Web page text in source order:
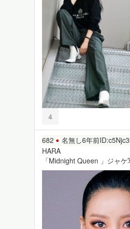
4
682 名無し6年前
HARA
「Midnight Queen 」ジャ